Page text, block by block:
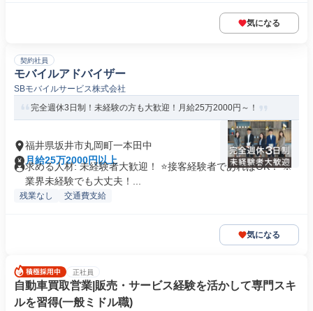
気になる
契約社員
モバイルアドバイザー
SBモバイルサービス株式会社
完全週休3日制！未経験の方も大歓迎！月給25万2000円～！
福井県坂井市丸岡町一本田中
月給25万2000円以上
求める人材: 未経験者大歓迎！ ⭐接客経験者であればOK！ ※
業界未経験でも大丈夫！...
残業なし 交通費支給
気になる
正社員
自動車買取営業|販売・サービス経験を活かして専門スキ
ルを習得(一般ミドル職)